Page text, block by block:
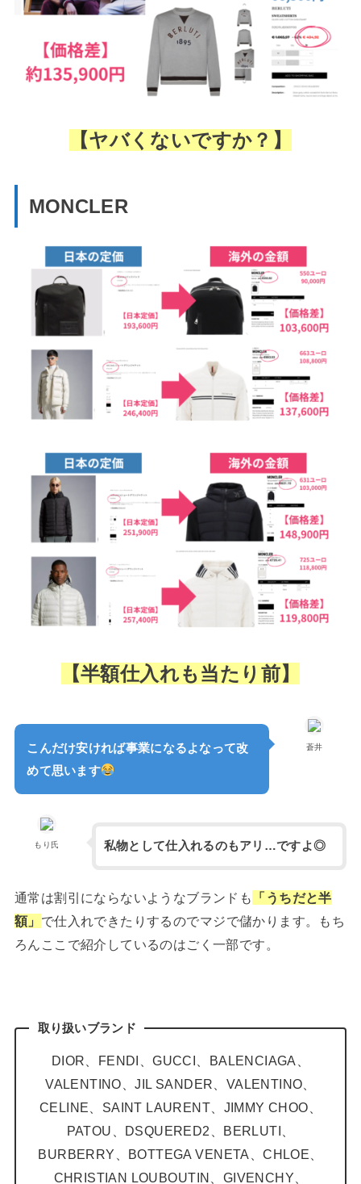
【ヤバくないですか？】
MONCLER
【半額仕入れも当たり前】
蒼井
こんだけ安ければ事業になるよなって改
めて思います
もり氏 私物として仕入れるのもアリ…ですよ◎
通常は割引にならないようなブランドも
「うちだと半
額」 で仕入れできたりするのでマジで儲かります。もち
ろんここで紹介しているのはごく一部です。
取り扱いブランド
DIOR、FENDI、GUCCI、BALENCIAGA、
VALENTINO、JIL SANDER、VALENTINO、
CELINE、SAINT LAURENT、JIMMY CHOO、
PATOU、DSQUERED2、BERLUTI、
BURBERRY、BOTTEGA VENETA、CHLOE、
CHRISTIAN LOUBOUTIN、GIVENCHY、